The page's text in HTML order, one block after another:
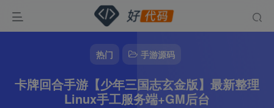
热门 手游源码
卡牌回合手游【少年三国志玄金版】最新整理
Linux手工服务端+GM后台